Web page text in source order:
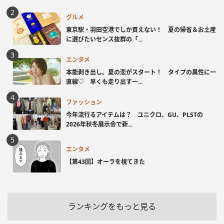
グルメ
東京駅・羽田空港でしか買えない！ 夏の帰省＆お土産
に選びたいセンス抜群の「...
エンタメ
本能剥き出し、夏の恋がスタート！ タイプの異性に一
直線♡ 早くも走り出す一...
ファッション
今年流行るアイテムは？ ユニクロ、GU、PLSTの
2026年秋冬展示会で新...
エンタメ
【第43回】オーラを視てきた
ランキングをもっと見る